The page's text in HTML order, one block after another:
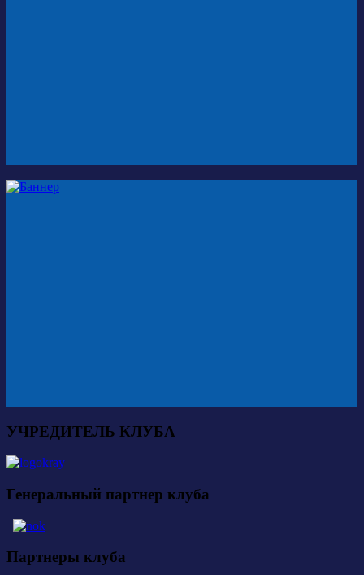
УЧРЕДИТЕЛЬ КЛУБА
Генеральный партнер клуба
Партнеры клуба